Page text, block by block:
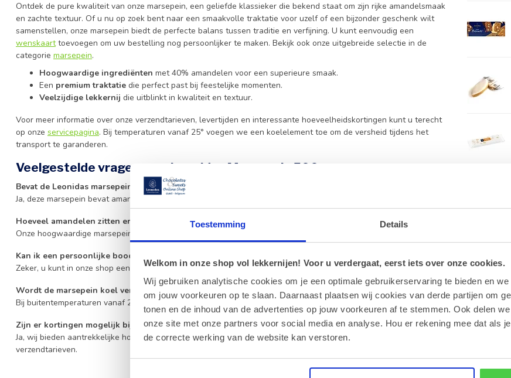
Toestemming Details
Welkom in onze shop vol lekkernijen! Voor u verdergaat, eerst iets over onze cookies.
Wij gebruiken analytische cookies om je een optimale gebruikerservaring te bieden en
om jouw voorkeuren op te slaan. Daarnaast plaatsen wij cookies van derde partijen om
tonen en de inhoud van de advertenties op jouw voorkeuren af te stemmen. Ook delen
onze site met onze partners voor social media en analyse. Hou er rekening mee dat als
de correcte werking van de website kan verstoren.
Ontdek de pure kwaliteit van onze marsepein, een geliefde klassieker die bekend staat om zijn rijke amandelsmaak
en zachte textuur. Of u nu op zoek bent naar een smaakvolle traktatie voor uzelf of een bijzonder geschenk wilt
samenstellen, onze marsepein biedt de perfecte balans tussen traditie en verfijning. U kunt eenvoudig een
wenskaarttoevoegen om uw bestelling nog persoonlijker te maken. Bekijk ook onze uitgebreide selectie in de
categorie marsepein.
Hoogwaardige ingrediënten met 40% amandelen voor een superieure smaak.
Een premium traktatie die perfect past bij feestelijke momenten.
Veelzijdige lekkernij die uitblinkt in kwaliteit en textuur.
Voor meer informatie over onze verzendtarieven, levertijden en interessante hoeveelheidskortingen kunt u terecht
op onze servicepagina. Bij temperaturen vanaf 25° voegen we een koelelement toe om de versheid tijdens het
transport te garanderen.
Veelgestelde vragen over Leonidas Marsepein 500g
Bevat de Leonidas marsepein allergenen?
Ja, deze marsepein bevat amandelen en kan sporen van melk en gluten bevatten.
Hoeveel amandelen zitten er in deze marsepein?
Onze hoogwaardige marsepein bevat 40% amandelen voor een rijke en authentieke smaak.
Kan ik een persoonlijke boodschap toevoegen aan mijn bestelling?
Zeker, u kunt in onze shop een wenskaart selecteren en toevoegen aan uw bestelling.
Wordt de marsepein koel verzonden?
Bij buitentemperaturen vanaf 25° voegen wij standaard een koelelement toe aan uw pakket.
Zijn er kortingen mogelijk bij grotere bestellingen?
Ja, wij bieden aantrekkelijke hoeveelheidskortingen. Meer informatie hierover vindt u op onze servicepagina over
verzendtarieven.